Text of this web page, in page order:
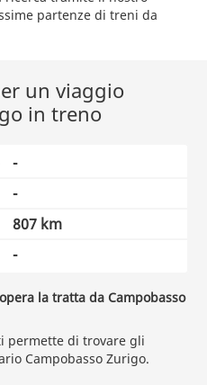
partenze di treni da
un viaggio
in treno
-
-
807 km
-
la tratta da Campobasso
permette di trovare gli
Campobasso Zurigo.